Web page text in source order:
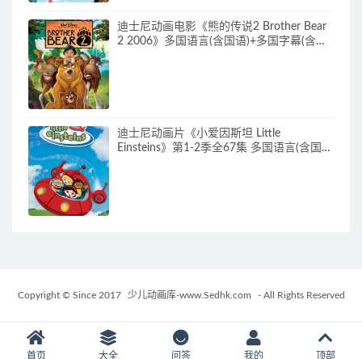
迪士尼动画电影《熊的传说2 Brother Bear
2 2006》多国语言(含国语)+多国字幕(含中
迪士尼动画片《小爱因斯坦 Little
Einsteins》第1-2季全67集 多国语言(含国
Copyright © Since 2017 少儿动画库-www.Sedhk.com - All Rights Reserved
首页 大全 问答 我的 顶部